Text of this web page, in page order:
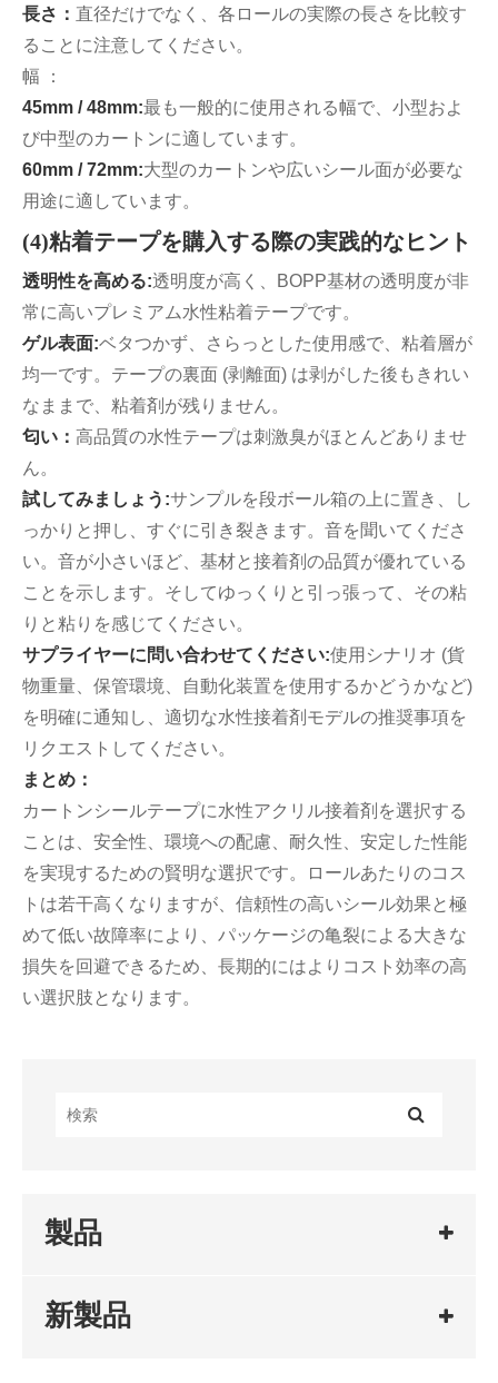
長さ： 直径だけでなく、各ロールの実際の長さを比較す
ることに注意してください。
幅 ：
45mm / 48mm:最も一般的に使用される幅で、小型およ
び中型のカートンに適しています。
60mm / 72mm:大型のカートンや広いシール面が必要な
用途に適しています。
(4)粘着テープを購入する際の実践的なヒント
透明性を高める:透明度が高く、BOPP基材の透明度が非
常に高いプレミアム水性粘着テープです。
ゲル表面:ベタつかず、さらっとした使用感で、粘着層が
均一です。テープの裏面 (剥離面) は剥がした後もきれい
なままで、粘着剤が残りません。
匂い： 高品質の水性テープは刺激臭がほとんどありませ
ん。
試してみましょう:サンプルを段ボール箱の上に置き、し
っかりと押し、すぐに引き裂きます。音を聞いてくださ
い。音が小さいほど、基材と接着剤の品質が優れている
ことを示します。そしてゆっくりと引っ張って、その粘
りと粘りを感じてください。
サプライヤーに問い合わせてください:使用シナリオ (貨
物重量、保管環境、自動化装置を使用するかどうかなど)
を明確に通知し、適切な水性接着剤モデルの推奨事項を
リクエストしてください。
まとめ：
カートンシールテープに水性アクリル接着剤を選択する
ことは、安全性、環境への配慮、耐久性、安定した性能
を実現するための賢明な選択です。ロールあたりのコス
トは若干高くなりますが、信頼性の高いシール効果と極
めて低い故障率により、パッケージの亀裂による大きな
損失を回避できるため、長期的にはよりコスト効率の高
い選択肢となります。
製品
新製品